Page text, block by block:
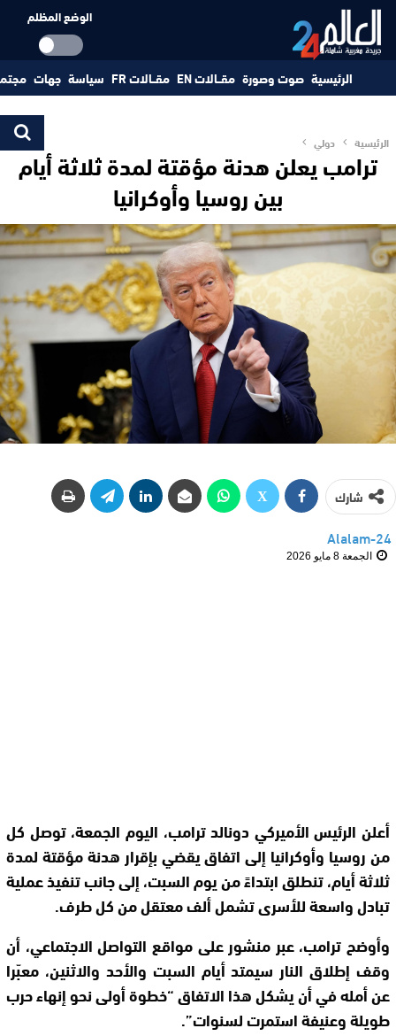
الوضع المظلم
الرئيسية صوت وصورة مقــالات EN مقــالات FR سياسة جهات
الرئيسية دولي
ترامب يعلن هدنة مؤقتة لمدة ثلاثة أيام
بين روسيا وأوكرانيا
شارك
Alalam-24
الجمعة 8 مايو 2026
أعلن الرئيس الأميركي دونالد ترامب، اليوم الجمعة، توصل كل
من روسيا وأوكرانيا إلى اتفاق يقضي بإقرار هدنة مؤقتة لمدة
ثلاثة أيام، تنطلق ابتداءً من يوم السبت، إلى جانب تنفيذ عملية
تبادل واسعة للأسرى تشمل ألف معتقل من كل طرف.
وأوضح ترامب، عبر منشور على مواقع التواصل الاجتماعي، أن
وقف إطلاق النار سيمتد أيام السبت والأحد والاثنين، معبّرا
عن أمله في أن يشكل هذا الاتفاق “خطوة أولى نحو إنهاء حرب
طويلة وعنيفة استمرت لسنوات”.